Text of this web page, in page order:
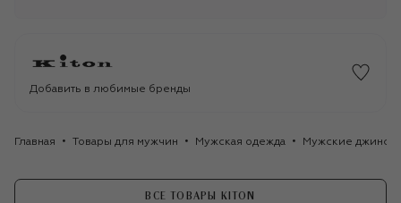
Добавить в любимые бренды
Главная Товары для мужчин Мужская одежда Мужские джинсы
ВСЕ ТОВАРЫ KITON